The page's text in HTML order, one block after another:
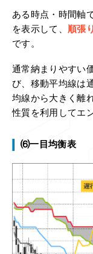
ある時点・時間軸
を表示して、 順張
です。
通常納まりやすい
び、移動平均線は
均線から大きく離
性質を利用してエ
⑹一目均衡表